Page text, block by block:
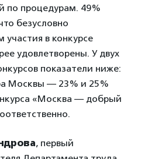
по процедурам. 49%
безусловно
в конкурсе
удовлетворены. У двух
показатели ниже:
Москвы — 23% и 25%
«Москва — добрый
, первый